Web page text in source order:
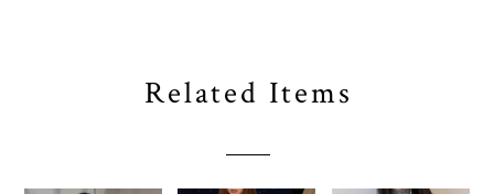
Related Items